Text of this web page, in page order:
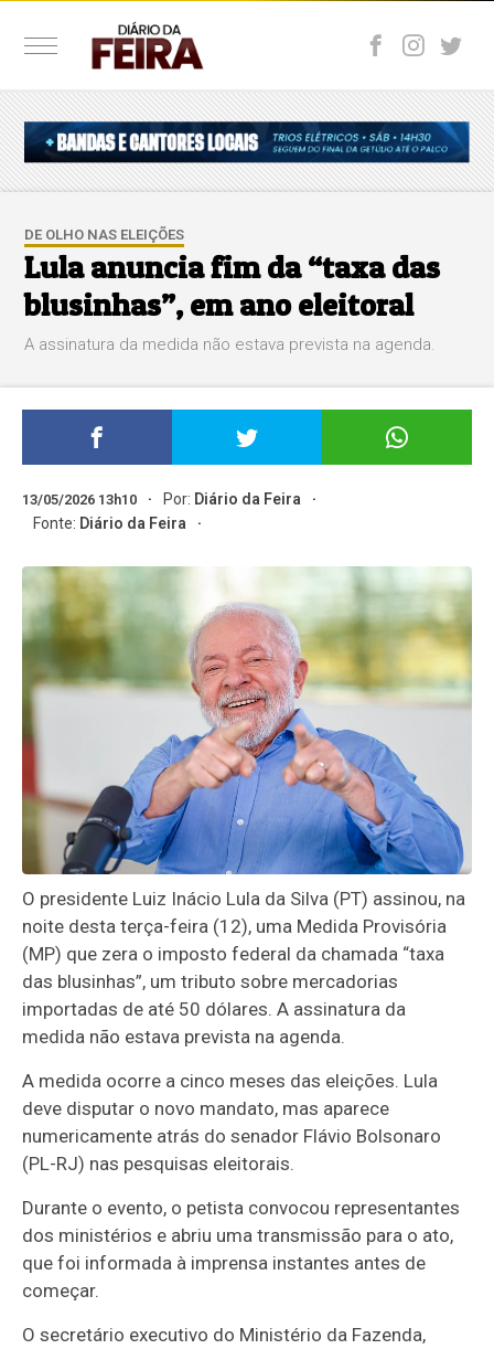
DE OLHO NAS ELEIÇÕES
Lula anuncia fim da “taxa das
blusinhas”, em ano eleitoral
A assinatura da medida não estava prevista na agenda.
13/05/2026 13h10 Por: Diário da Feira
Fonte: Diário da Feira
O presidente Luiz Inácio Lula da Silva (PT) assinou, na
noite desta terça-feira (12), uma Medida Provisória
(MP) que zera o imposto federal da chamada “taxa
das blusinhas”, um tributo sobre mercadorias
importadas de até 50 dólares. A assinatura da
medida não estava prevista na agenda.
A medida ocorre a cinco meses das eleições. Lula
deve disputar o novo mandato, mas aparece
numericamente atrás do senador Flávio Bolsonaro
(PL-RJ) nas pesquisas eleitorais.
Durante o evento, o petista convocou representantes
dos ministérios e abriu uma transmissão para o ato,
que foi informada à imprensa instantes antes de
começar.
O secretário executivo do Ministério da Fazenda,